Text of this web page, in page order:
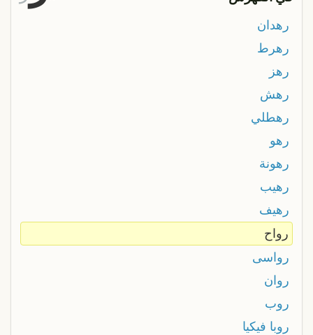
رهدان
رهرط
رهز
رهش
رهطلي
رهو
رهونة
رهيب
رهيف
رواح
رواسى
روان
روب
روبا فيكيا